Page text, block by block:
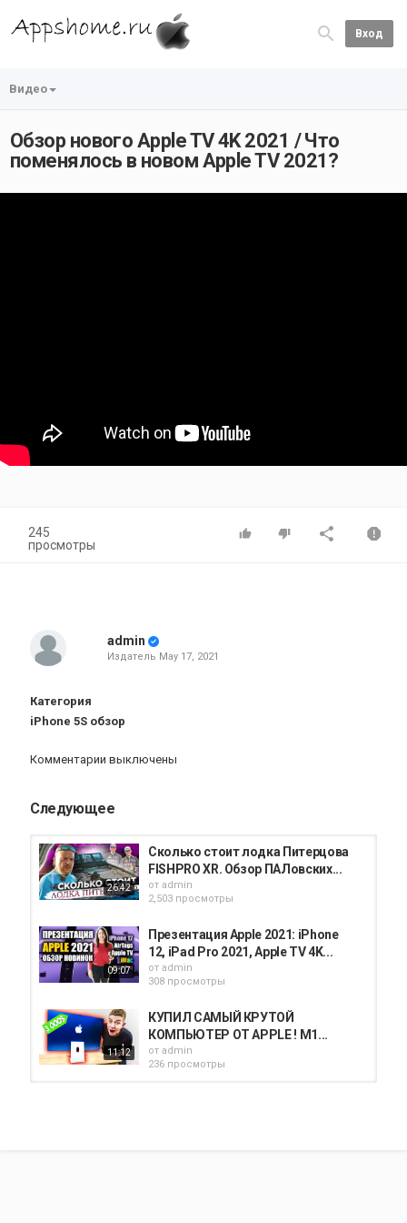
Вход
Видео
Обзор нового Apple TV 4K 2021 / Что
поменялось в новом Apple TV 2021?
245
просмотры
admin
Издатель May 17, 2021
Категория
iPhone 5S обзор
Комментарии выключены
Следующее
26:42
Сколько стоит лодка Питерцова
FISHPRO XR. Обзор ПАЛовских...
от admin
2,503 просмотры
09:07
Презентация Apple 2021: iPhone
12, iPad Pro 2021, Apple TV 4K...
от admin
308 просмотры
11:12
КУПИЛ САМЫЙ КРУТОЙ
КОМПЬЮТЕР ОТ APPLE ! M1...
от admin
236 просмотры